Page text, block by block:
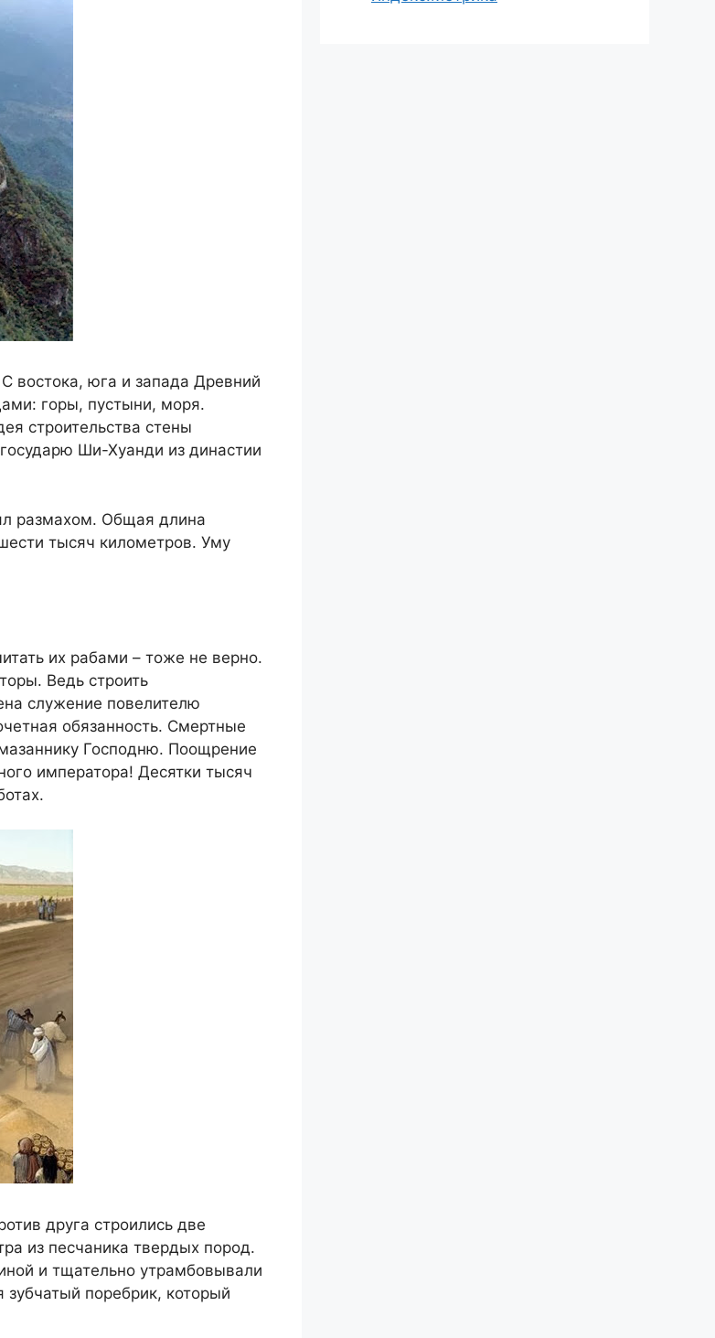
востока, юга и запада Древний
горы, пустыни, моря.
строительства стены
Ши-Хуанди из династии
размахом. Общая длина
тысяч километров. Уму
их рабами – тоже не верно.
Ведь строить
служение повелителю
обязанность. Смертные
Господню. Поощрение
императора! Десятки тысяч
друга строились две
из песчаника твердых пород.
и тщательно утрамбовывали
зубчатый поребрик, который